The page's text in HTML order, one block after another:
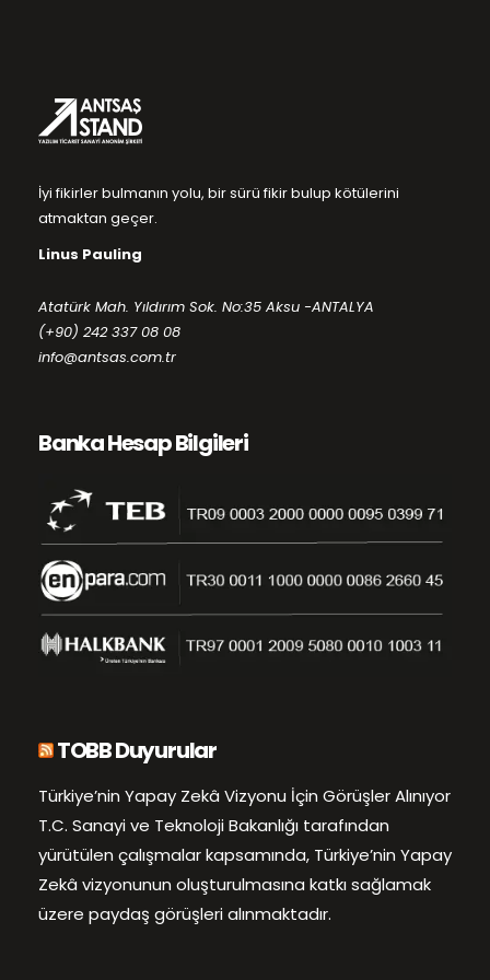
İyi fikirler bulmanın yolu, bir sürü fikir bulup kötülerini
atmaktan geçer.
Linus Pauling
Atatürk Mah. Yıldırım Sok. No:35 Aksu -ANTALYA
(+90) 242 337 08 08
info@antsas.com.tr
Banka Hesap Bilgileri
TOBB Duyurular
Türkiye’nin Yapay Zekâ Vizyonu İçin Görüşler Alınıyor
T.C. Sanayi ve Teknoloji Bakanlığı tarafından
yürütülen çalışmalar kapsamında, Türkiye’nin Yapay
Zekâ vizyonunun oluşturulmasına katkı sağlamak
üzere paydaş görüşleri alınmaktadır.